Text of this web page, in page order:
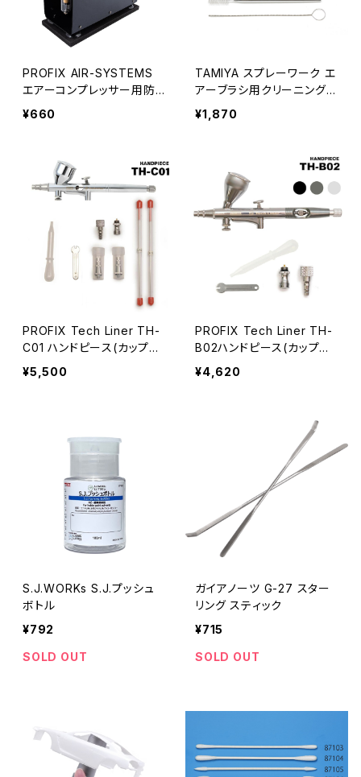
PROFIX AIR-SYSTEMS
エアーコンプレッサー用防
振マットM（NITRO-COMP
¥660
TAMIYA スプレーワーク エ
アーブラシ用クリーニングセ
ット
¥1,870
PROFIX Tech Liner TH-
C01 ハンドピース(カップ一
体型）
¥5,500
PROFIX Tech Liner TH-
B02ハンドピース(カップ分
離型)
¥4,620
S.J.WORKs S.J.プッシュ
ボトル
¥792
SOLD OUT
ガイアノーツ G-27 スター
リング スティック
¥715
SOLD OUT